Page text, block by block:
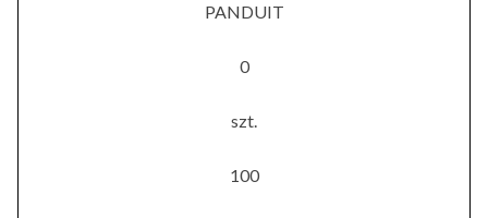
PANDUIT
0
szt.
100